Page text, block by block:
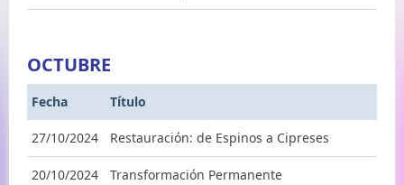
OCTUBRE
Fecha Título
27/10/2024 Restauración: de Espinos a Cipreses
20/10/2024 Transformación Permanente